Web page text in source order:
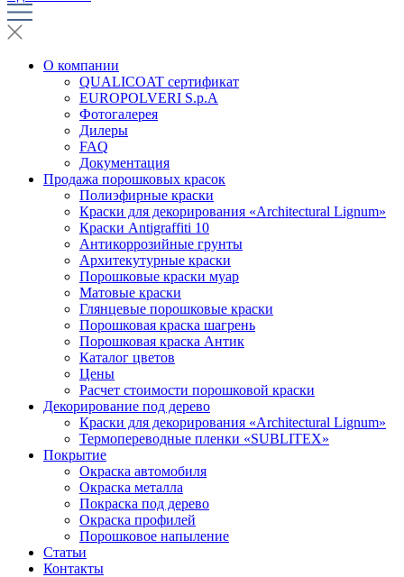
О компании
QUALICOAT сертификат
EUROPOLVERI S.p.A
Фотогалерея
Дилеры
FAQ
Документация
Продажа порошковых красок
Полиэфирные краски
Краски для декорирования «Architectural Lignum»
Краски Antigraffiti 10
Антикоррозийные грунты
Архитекутурные краски
Порошковые краски муар
Матовые краски
Глянцевые порошковые краски
Порошковая краска шагрень
Порошковая краска Антик
Каталог цветов
Цены
Расчет стоимости порошковой краски
Декорирование под дерево
Краски для декорирования «Architectural Lignum»
Термопереводные пленки «SUBLITEX»
Покрытие
Окраска автомобиля
Окраска металла
Покраска под дерево
Окраска профилей
Порошковое напыление
Статьи
Контакты